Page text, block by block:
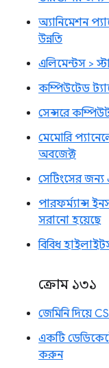
অ্যানিমেশন
উন্নতি
এলিমেন্টস >
কম্পিউটেড
সেন্সরে
মেমোরি
অবজেক্ট
সেটিংসের
পারফর্ম্যান্স
সরানো হয়েছে
বিবিধ
ক্রোম ১৩১
জেমিনি দিয়ে
একটি
করুন